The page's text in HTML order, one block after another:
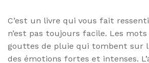
C’est un livre qui vous fait
n’est pas toujours facile. Les
gouttes de pluie qui tombent sur
des émotions fortes et intenses.